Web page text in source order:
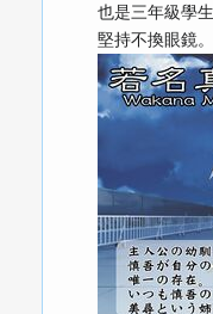
也是三年級學
堅持不換眼鏡